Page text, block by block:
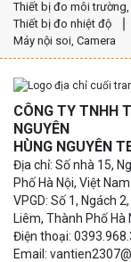
Thiết bị đo môi
Thiết bị đo nhiệt độ
Máy nội soi, Camera
CÔNG TY TNHH
NGUYÊN
HÙNG NGUYÊN
Địa chỉ: Số nhà 15,
Phố Hà Nội, Việt Nam
VPGD: Số 1, Ngách
Liêm, Thành Phố Hà
Điện thoại:
Email: